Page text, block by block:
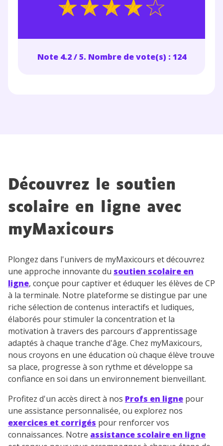
Note 4.2 / 5. Nombre de vote(s) : 124
Découvrez le soutien
scolaire en ligne avec
myMaxicours
Plongez dans l'univers de myMaxicours et découvrez
une approche innovante du soutien scolaire en
ligne, conçue pour captiver et éduquer les élèves de CP
à la terminale. Notre plateforme se distingue par une
riche sélection de contenus interactifs et ludiques,
élaborés pour stimuler la concentration et la
motivation à travers des parcours d'apprentissage
adaptés à chaque tranche d'âge. Chez myMaxicours,
nous croyons en une éducation où chaque élève trouve
sa place, progresse à son rythme et développe sa
confiance en soi dans un environnement bienveillant.
Profitez d'un accès direct à nos Profs en ligne pour
une assistance personnalisée, ou explorez nos
exercices et corrigés pour renforcer vos
connaissances. Notre assistance scolaire en ligne
désinscription présent dans chaque newsletter. Pour
en savoir plus sur la gestion de vos données
consulternotre charte.